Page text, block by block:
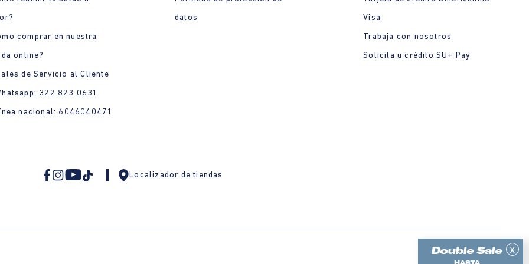
x
comprar en nuestra
online?
de Servicio al Cliente
322 823 0631
nacional: 6046040471
datos Visa
Trabaja con nosotros
Solicita u crédito SU+ Pay
Localizador de tiendas